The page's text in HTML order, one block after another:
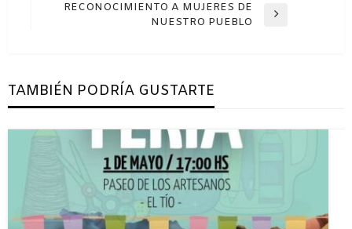
anteriorRECONOCIMIENTO A MUJERES DE
NUESTRO PUEBLO
TAMBIÉN PODRÍA GUSTARTE